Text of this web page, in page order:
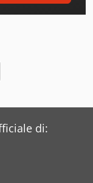
di: